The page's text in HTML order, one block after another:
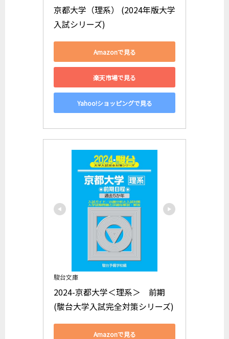
京都大学（理系） (2024年版大学
入試シリーズ)
Amazonで見る
楽天市場で見る
Yahoo!ショッピングで見る
駿台文庫
2024-京都大学＜理系＞　前期
(駿台大学入試完全対策シリーズ)
Amazonで見る